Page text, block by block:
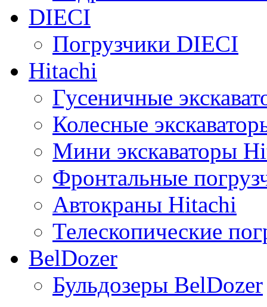
DIECI
Погрузчики DIECI
Hitachi
Гусеничные
Колесные
Мини экскаваторы
Фронтальные
Автокраны Hitachi
Телескопические
BelDozer
Бульдозеры BelDozer